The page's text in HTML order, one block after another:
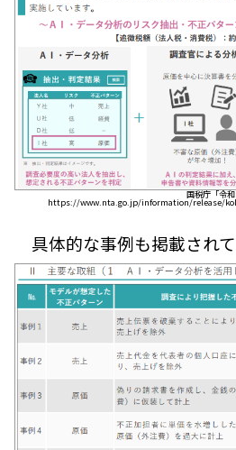
国税庁「令
https://www.nta.go.jp/information/release/
具体的な事例も掲載されて